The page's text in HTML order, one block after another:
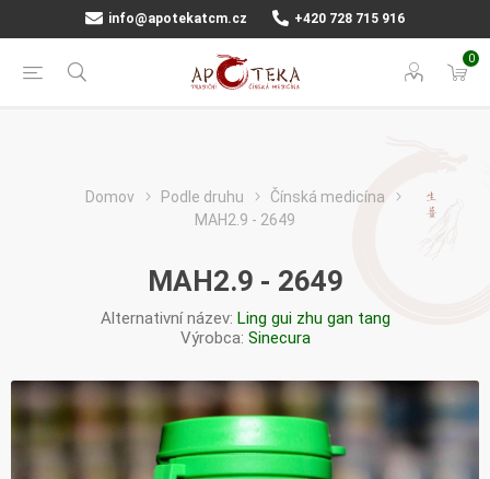
info@apotekatcm.cz +420 728 715 916
0
Domov Podle druhu
Čínská medicína
MAH2.9 - 2649
MAH2.9 - 2649
Alternativní název: Ling gui zhu gan tang
Výrobca: Sinecura